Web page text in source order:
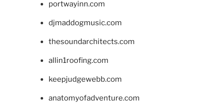
portwayinn.com
djmaddogmusic.com
thesoundarchitects.com
allin1roofing.com
keepjudgewebb.com
anatomyofadventure.com